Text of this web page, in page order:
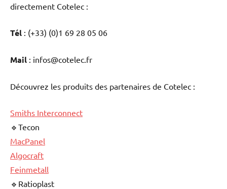
directement Cotelec :
Tél : (+33) (0)1 69 28 05 06
Mail : infos@cotelec.fr
Découvrez les produits des partenaires de Cotelec :
Smiths Interconnect
🔹Tecon
MacPanel
Algocraft
Feinmetall
🔹Ratioplast